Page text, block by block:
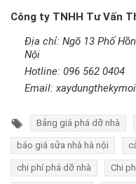
Công ty TNHH Tư Vấn
Địa chỉ: Ngõ 13 Phố
Nội
Hotline: 096 562 0404
Email:
Bảng giá phá dỡ nhà
báo giá sửa nhà hà nội
chi phí phá dỡ nhà Chi